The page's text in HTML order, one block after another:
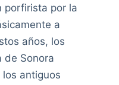
porfirista por la
a
años, los
de Sonora
antiguos